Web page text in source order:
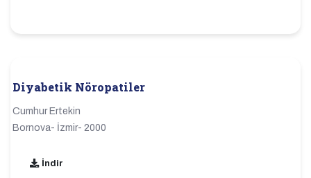
Diyabetik Nöropatiler
Cumhur Ertekin
Bornova- İzmir- 2000
İndir